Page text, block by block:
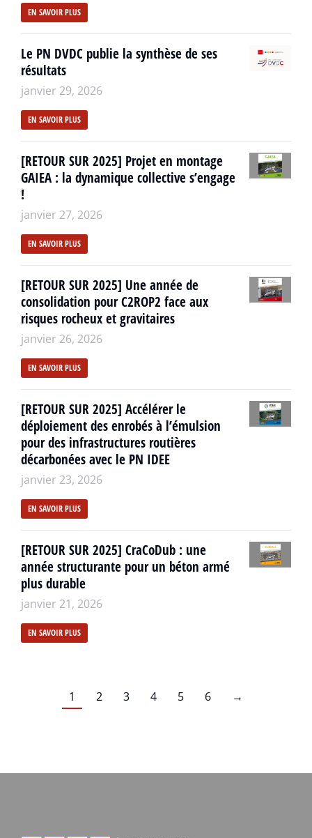
EN SAVOIR PLUS
Le PN DVDC publie la synthèse de ses
résultats
janvier 29, 2026
EN SAVOIR PLUS
[RETOUR SUR 2025] Projet en montage
GAIEA : la dynamique collective s’engage
!
janvier 27, 2026
EN SAVOIR PLUS
[RETOUR SUR 2025] Une année de
consolidation pour C2ROP2 face aux
risques rocheux et gravitaires
janvier 26, 2026
EN SAVOIR PLUS
[RETOUR SUR 2025] Accélérer le
déploiement des enrobés à l’émulsion
pour des infrastructures routières
décarbonées avec le PN IDEE
janvier 23, 2026
EN SAVOIR PLUS
[RETOUR SUR 2025] CraCoDub : une
année structurante pour un béton armé
plus durable
janvier 21, 2026
EN SAVOIR PLUS
1 2 3 4 5 6 →